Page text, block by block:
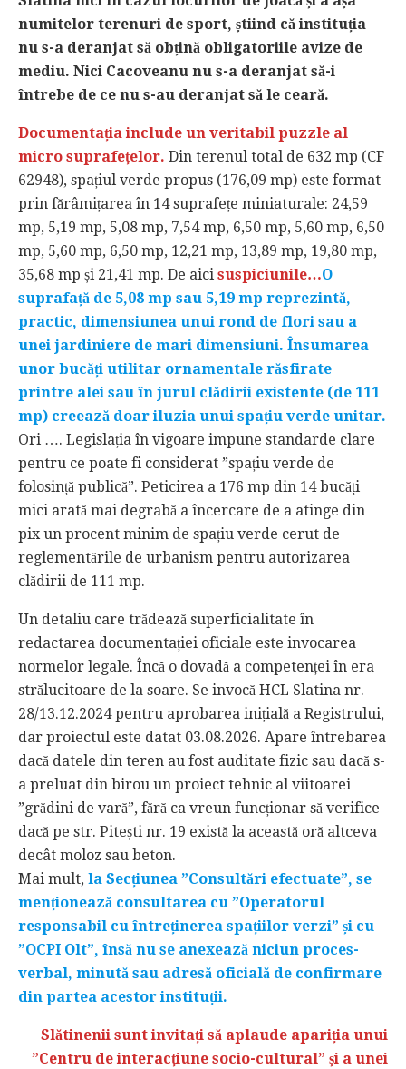
numitelor terenuri de sport, știind că instituția
nu s-a deranjat să obțină obligatoriile avize de
mediu. Nici Cacoveanu nu s-a deranjat să-i
întrebe de ce nu s-au deranjat să le ceară.
Documentația include un veritabil puzzle al
micro suprafețelor. Din terenul total de 632 mp (CF
62948), spațiul verde propus (176,09 mp) este format
prin fărâmițarea în 14 suprafețe miniaturale: 24,59
mp, 5,19 mp, 5,08 mp, 7,54 mp, 6,50 mp, 5,60 mp, 6,50
mp, 5,60 mp, 6,50 mp, 12,21 mp, 13,89 mp, 19,80 mp,
35,68 mp și 21,41 mp. De aici suspiciunile…O
suprafață de 5,08 mp sau 5,19 mp reprezintă,
practic, dimensiunea unui rond de flori sau a
unei jardiniere de mari dimensiuni. Însumarea
unor bucăți utilitar ornamentale răsfirate
printre alei sau în jurul clădirii existente (de 111
mp) creează doar iluzia unui spațiu verde unitar.
Ori …. Legislația în vigoare impune standarde clare
pentru ce poate fi considerat ”spațiu verde de
folosință publică”. Peticirea a 176 mp din 14 bucăți
mici arată mai degrabă a încercare de a atinge din
pix un procent minim de spațiu verde cerut de
reglementările de urbanism pentru autorizarea
clădirii de 111 mp.
Un detaliu care trădează superficialitate în
redactarea documentației oficiale este invocarea
normelor legale. Încă o dovadă a competenței în era
strălucitoare de la soare. Se invocă HCL Slatina nr.
28/13.12.2024 pentru aprobarea inițială a Registrului,
dar proiectul este datat 03.08.2026. Apare întrebarea
dacă datele din teren au fost auditate fizic sau dacă s-
a preluat din birou un proiect tehnic al viitoarei
”grădini de vară”, fără ca vreun funcționar să verifice
dacă pe str. Pitești nr. 19 există la această oră altceva
decât moloz sau beton.
Mai mult, la Secțiunea ”Consultări efectuate”, se
menționează consultarea cu ”Operatorul
responsabil cu întreținerea spațiilor verzi” și cu
”OCPI Olt”, însă nu se anexează niciun proces-
verbal, minută sau adresă oficială de confirmare
din partea acestor instituții.
Slătinenii sunt invitați să aplaude apariția unui
”Centru de interacțiune socio-cultural” și a unei